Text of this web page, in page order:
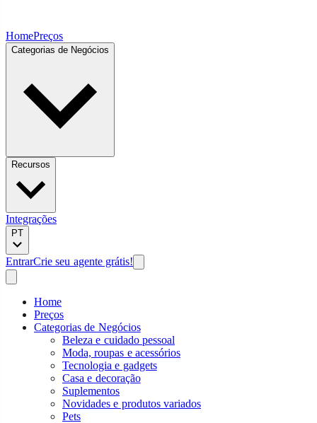
HomePreços
Categorias de Negócios
Recursos
Integrações
PT
EntrarCrie seu agente grátis!
Home
Preços
Categorias de Negócios
Beleza e cuidado pessoal
Moda, roupas e acessórios
Tecnologia e gadgets
Casa e decoração
Suplementos
Novidades e produtos variados
Pets